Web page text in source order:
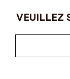
VEUILLEZ